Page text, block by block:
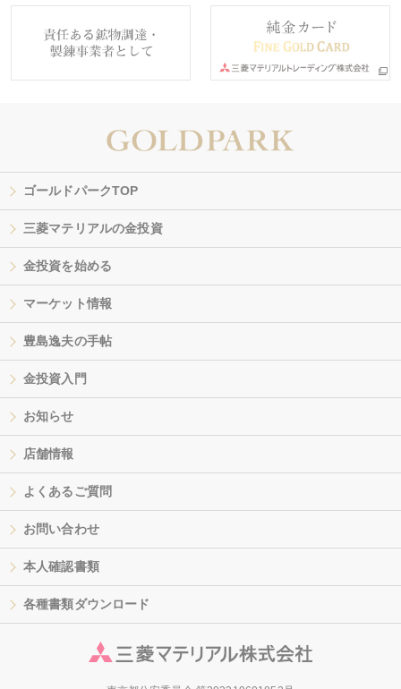
ゴールドパークTOP
三菱マテリアルの金投資
金投資を始める
マーケット情報
豊島逸夫の手帖
金投資入門
お知らせ
店舗情報
よくあるご質問
お問い合わせ
本人確認書類
各種書類ダウンロード